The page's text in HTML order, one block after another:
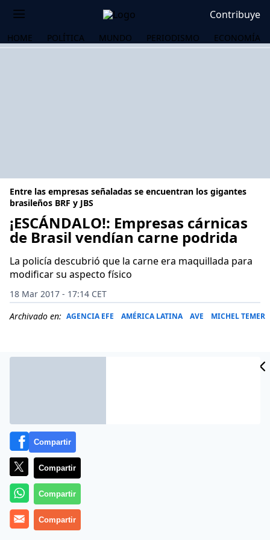
Contribuye
HOME POLÍTICA MUNDO PERIODISMO ECONOMÍA
Entre las empresas señaladas se encuentran los gigantes
brasileños BRF y JBS
¡ESCÁNDALO!: Empresas cárnicas
de Brasil vendían carne podrida
La policía descubrió que la carne era maquillada para
modificar su aspecto físico
18 Mar 2017 - 17:14 CET
Archivado en: AGENCIA EFE AMÉRICA LATINA AVE MICHEL TEMER
Cambiar la fecha de vencimiento, «maquillar» su
aspecto o usar químicos para disimular su mal olor.
Compartir
Compartir
Compartir
Compartir